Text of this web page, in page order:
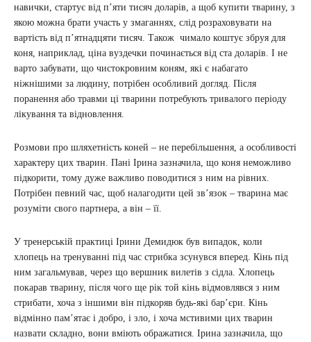
навички, стартує від п’яти тисяч доларів, а щоб купити тварину, з
якою можна брати участь у змаганнях, слід розраховувати на
вартість від п’ятнадцяти тисяч. Також чимало коштує збруя для
коня, наприклад, ціна вуздечки починається від ста доларів. І не
варто забувати, що чистокровним коням, які є набагато
ніжнішими за людину, потрібен особливий догляд. Після
поранення або травми ці тварини потребують тривалого періоду
лікування та відновлення.
Розмови про шляхетність коней – не перебільшення, а особливості
характеру цих тварин. Пані Ірина зазначила, що коня неможливо
підкорити, тому дуже важливо поводитися з ним на рівних.
Потрібен певний час, щоб налагодити цей зв’язок – тварина має
розуміти свого партнера, а він – її.
У тренерській практиці Ірини Демидюк був випадок, коли
хлопець на тренуванні під час стрибка зсунувся вперед. Кінь під
ним загальмував, через що вершник вилетів з сідла. Хлопець
покарав тварину, після чого ще рік той кінь відмовлявся з ним
стрибати, хоча з іншими він підкоряв будь-які бар’єри. Кінь
відмінно пам’ятає і добро, і зло, і хоча мстивими цих тварин
назвати складно, вони вміють ображатися. Ірина зазначила, що